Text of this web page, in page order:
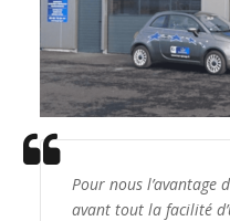
Pour nous l’avantage
avant tout la facilité